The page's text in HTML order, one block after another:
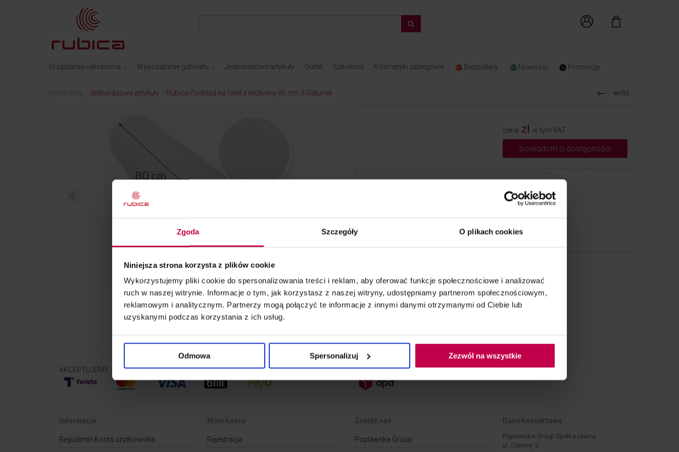
Zgoda Szczegóły O plikach cookies
Niniejsza strona korzysta z plików cookie
Wykorzystujemy pliki cookie do spersonalizowania treści i reklam, aby oferować funkcje społecznościowe i analizować
ruch w naszej witrynie. Informacje o tym, jak korzystasz z naszej witryny, udostępniamy partnerom społecznościowym,
reklamowym i analitycznym. Partnerzy mogą połączyć te informacje z innymi danymi otrzymanymi od Ciebie lub
uzyskanymi podczas korzystania z ich usług.
Odmowa Spersonalizuj Zezwól na wszystkie
Urządzenia i akcesoria Wyposażenie gabinetu Jednorazowe artykuły Outlet Szkolenia Kosmetyki zabiegowe Bestsellery Nowości Promocje
jesteś tutaj: Jednorazowe artykuły Rubica Podkład na fotel z włókniny 80 cm- II Gatunek wróć
cena: zł w tym VAT
powiadom o dostępności
AKCEPTUJEMY DOSTAWA
Informacje
Regulamin Konta użytkownika
Moje konto
Rejestracja
Znajdź nas
Poplawska Group
Dane kontaktowe
Poplawska Group Spółka jawna
ul. Clareny 2